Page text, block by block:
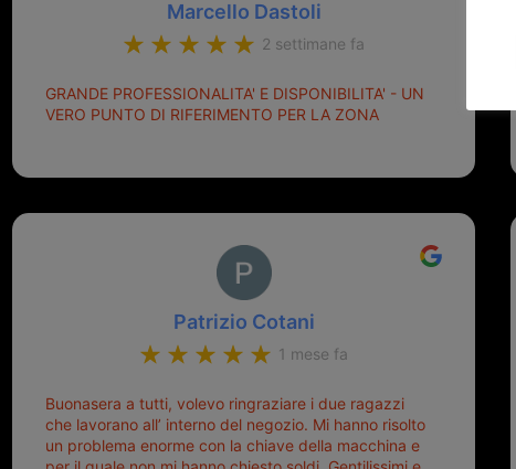
Marcello Dastoli
2 settimane fa
GRANDE PROFESSIONALITA' E DISPONIBILITA' - UN
VERO PUNTO DI RIFERIMENTO PER LA ZONA
Patrizio Cotani
1 mese fa
Buonasera a tutti, volevo ringraziare i due ragazzi
che lavorano all’ interno del negozio. Mi hanno risolto
un problema enorme con la chiave della macchina e